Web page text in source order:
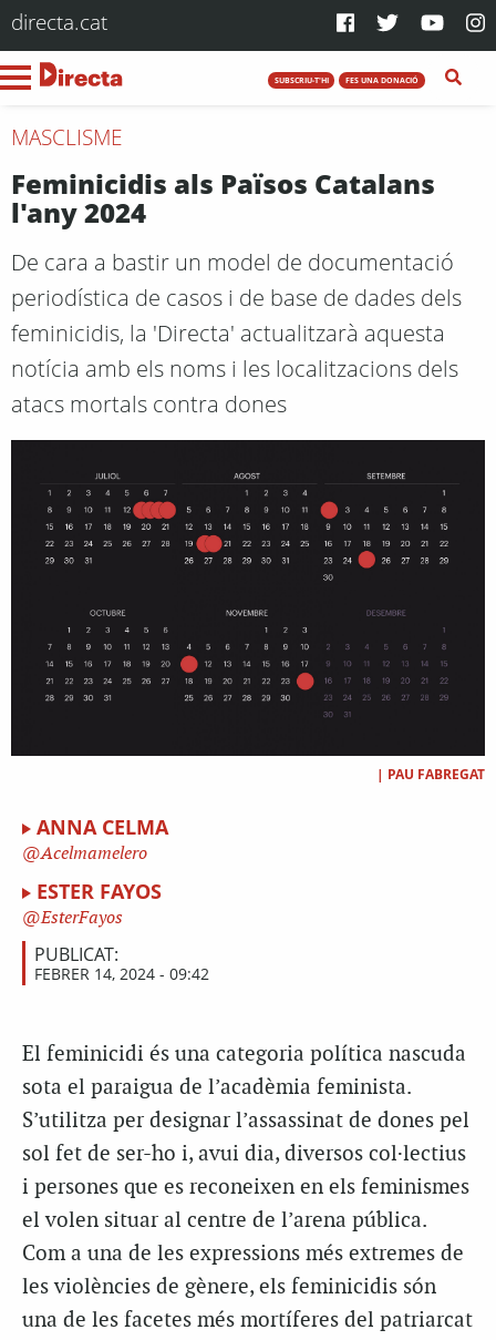
directa.cat
SUBSCRIU-T'HI FES UNA DONACIÓ
MASCLISME
Feminicidis als Països Catalans
l'any 2024
De cara a bastir un model de documentació
periodística de casos i de base de dades dels
feminicidis, la 'Directa' actualitzarà aquesta
notícia amb els noms i les localitzacions dels
atacs mortals contra dones
| PAU FABREGAT
ANNA CELMA
Acelmamelero
ESTER FAYOS
EsterFayos
PUBLICAT:
FEBRER 14, 2024 - 09:42
El feminicidi és una categoria política nascuda
sota el paraigua de l’acadèmia feminista.
S’utilitza per designar l’assassinat de dones pel
sol fet de ser-ho i, avui dia, diversos col·lectius
i persones que es reconeixen en els feminismes
el volen situar al centre de l’arena pública.
Com a una de les expressions més extremes de
les violències de gènere, els feminicidis són
una de les facetes més mortíferes del patriarcat